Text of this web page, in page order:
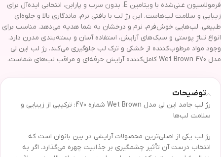
فرمولاسیون غنی‌شده با ویتامین E، بدون سرب و پارابن، انتخابی ایده‌آل برای
زیبایی و سلامت لب‌هاست. این رژ لب با بافتی نرم، ماندگاری بالا و جلوه‌ای
طبیعی، لب‌هایی خوش‌فرم، نرم و درخشان به شما هدیه می‌دهد. مناسب برای
انواع تناژ پوستی و سبک‌های آرایش، استفاده آسان و بسته‌بندی مدرن دارد.
وجود مواد مرطوب‌کننده از خشکی و ترک لب جلوگیری می‌کند. رژ لب این لی
مدل Wet Brown 470 کامل‌کننده آرایش حرفه‌ای و مراقب لب‌های شماست.
توضیحات
رژ لب جامد این لی مدل Wet Brown شماره 470: ترکیبی از زیبایی و
سلامت لب‌ها
رژ لب یکی از اصلی‌ترین محصولات آرایشی در بین بانوان است که
انتخاب درست آن تأثیر چشمگیری بر جذابیت چهره می‌گذارد. اگر به